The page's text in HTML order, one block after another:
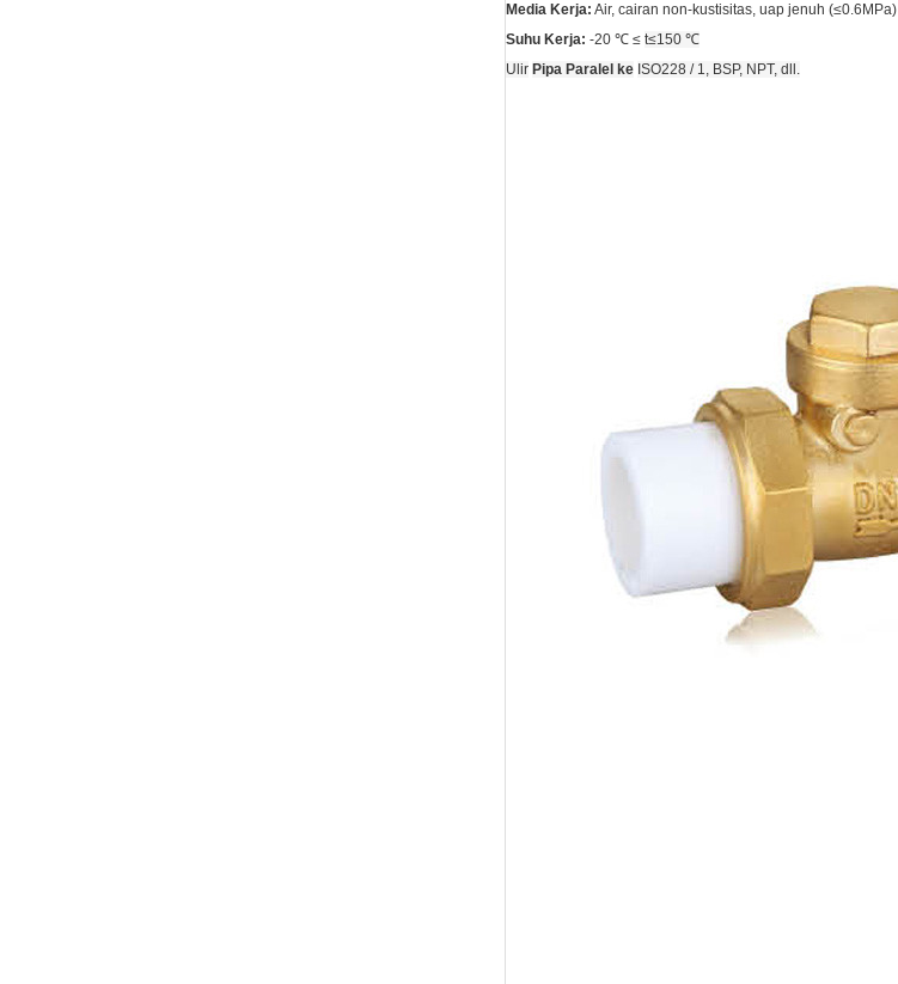
Media Kerja: Air, cairan non-kustisitas, uap jenuh (≤0.6MPa)
Suhu Kerja: -20 ℃ ≤ t≤150 ℃
Ulir Pipa Paralel ke ISO228 / 1, BSP, NPT, dll.